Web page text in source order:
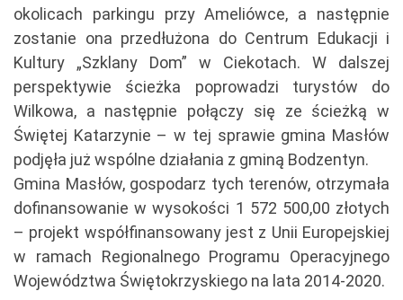
okolicach parkingu przy Ameliówce, a następnie
zostanie ona przedłużona do Centrum Edukacji i
Kultury „Szklany Dom” w Ciekotach. W dalszej
perspektywie ścieżka poprowadzi turystów do
Wilkowa, a następnie połączy się ze ścieżką w
Świętej Katarzynie – w tej sprawie gmina Masłów
podjęła już wspólne działania z gminą Bodzentyn.
Gmina Masłów, gospodarz tych terenów, otrzymała
dofinansowanie w wysokości 1 572 500,00 złotych
– projekt współfinansowany jest z Unii Europejskiej
w ramach Regionalnego Programu Operacyjnego
Województwa Świętokrzyskiego na lata 2014-2020.